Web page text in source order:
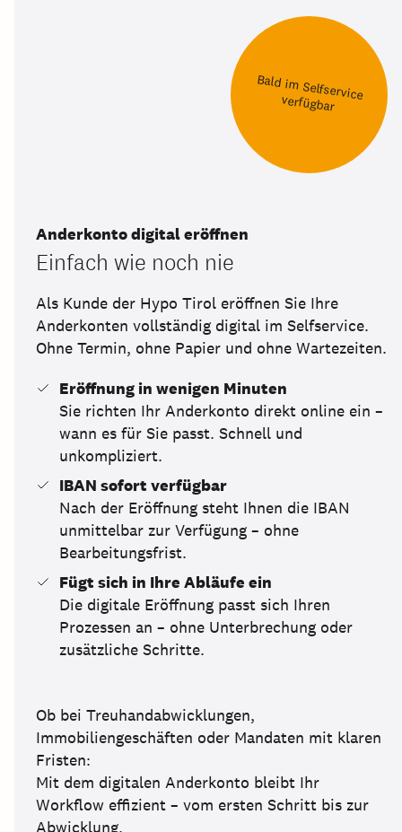
Bald im Selfservice
verfügbar
Anderkonto digital eröffnen
Einfach wie noch nie
Als Kunde der Hypo Tirol eröffnen Sie Ihre
Anderkonten vollständig digital im Selfservice.
Ohne Termin, ohne Papier und ohne Wartezeiten.
Eröffnung in wenigen Minuten
Sie richten Ihr Anderkonto direkt online ein –
wann es für Sie passt. Schnell und
unkompliziert.
IBAN sofort verfügbar
Nach der Eröffnung steht Ihnen die IBAN
unmittelbar zur Verfügung – ohne
Bearbeitungsfrist.
Fügt sich in Ihre Abläufe ein
Die digitale Eröffnung passt sich Ihren
Prozessen an – ohne Unterbrechung oder
zusätzliche Schritte.
Ob bei Treuhandabwicklungen,
Immobiliengeschäften oder Mandaten mit klaren
Fristen:
Mit dem digitalen Anderkonto bleibt Ihr
Workflow effizient – vom ersten Schritt bis zur
Abwicklung.